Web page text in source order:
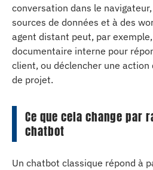
conversation dans le
sources de données et à des
agent distant peut, par
documentaire interne pour
client, ou déclencher une
de projet.
Ce que cela change par
chatbot
Un chatbot classique répond à